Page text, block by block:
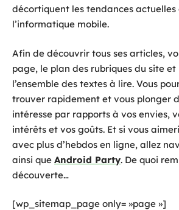
décortiquent les tendances
l’informatique mobile.
Afin de découvrir tous ses articles,
page, le plan des rubriques du site
l’ensemble des textes à lire. Vous
trouver rapidement et vous plonger
intéresse par rapports à vos envies,
intérêts et vos goûts. Et si vous
avec plus d’hebdos en ligne, allez
ainsi que Android Party. De quoi
découverte…
[wp_sitemap_page only= »page »]